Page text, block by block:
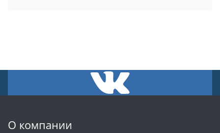
О компании